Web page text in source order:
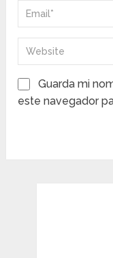
Guarda mi
este navegador